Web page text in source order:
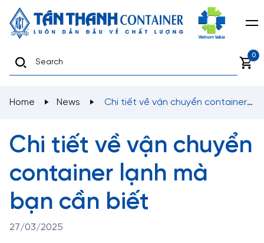
0
Home News
Chi tiết về vận chuyển
container lạnh mà
bạn cần biết
27/03/2025